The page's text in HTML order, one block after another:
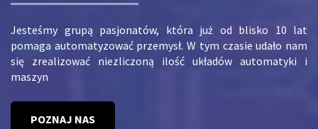
Jesteśmy grupą pasjonatów, która już od blisko 10 lat
pomaga automatyzować przemysł. W tym czasie udało nam
się zrealizować niezliczoną ilość układów automatyki i
maszyn
POZNAJ NAS